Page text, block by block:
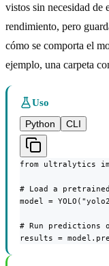
vistos sin necesidad de
rendimiento, pero
cómo se comporta el
ejemplo, una carpeta
Uso
Python
CLI
from ultralytics
# Load a
model =
# Run predictions
results =